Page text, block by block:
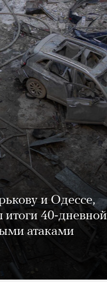
и Одессе,
40-дневной
атаками